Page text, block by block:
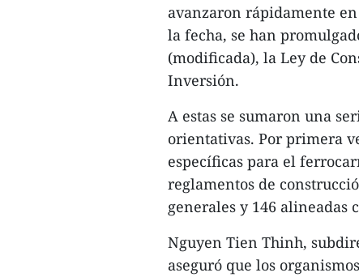
avanzaron rápidamente
la fecha, se han
(modificada), la Ley de
Inversión.
A estas se sumaron una
orientativas. Por primera
específicas para el
reglamentos de
generales y 146 alineadas
Nguyen Tien Thinh,
aseguró que los